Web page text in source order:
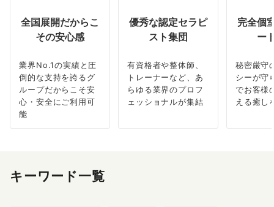
全国展開だからこ
その安心感
業界No.1の実績と圧
倒的な支持を誇るグ
ループだからこそ安
心・安全にご利用可
能
優秀な認定セラピ
スト集団
有資格者や整体師、
トレーナーなど、あ
らゆる業界のプロフ
ェッショナルが集結
完全個
ー
秘密厳守
シーが守
でお客様
える癒し
キーワード一覧